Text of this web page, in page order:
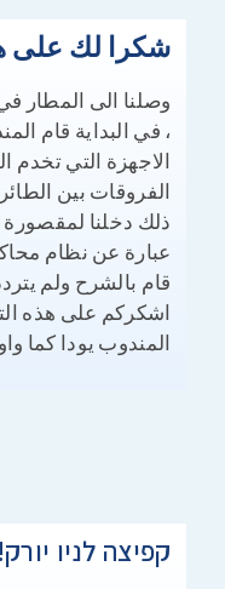
شكرا لك على
وصلنا الى المطار
، في البداية قام
الاجهزة التي تخدم
الفروقات بين
ذلك دخلنا لمقصورة
عبارة عن نظام
قام بالشرح ولم
اشكركم على هذه
المندوب يودا كما
קפיצה לניו יורק!